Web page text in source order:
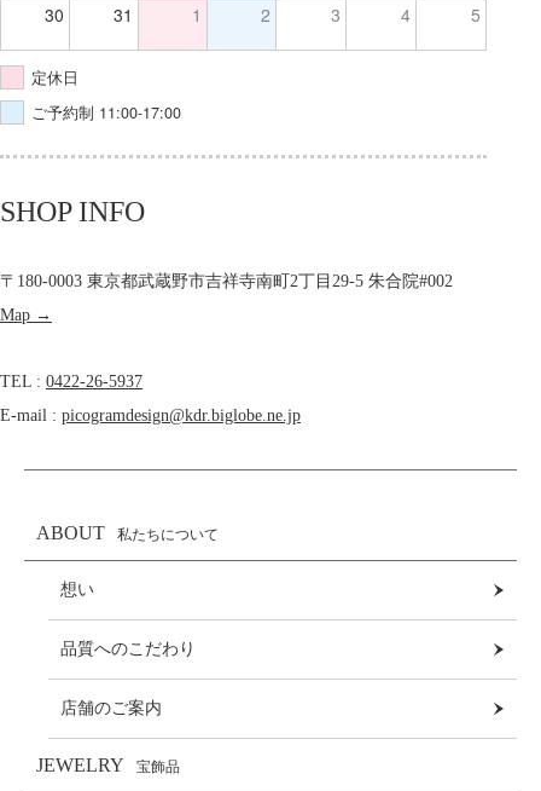
30 31 1 2 3 4 5
定休日
ご予約制 11:00-17:00
SHOP INFO
〒180-0003 東京都武蔵野市吉祥寺南町2丁目29-5 朱合院#002
Map →
TEL : 0422-26-5937
E-mail : picogramdesign@kdr.biglobe.ne.jp
ABOUT 私たちについて
想い
品質へのこだわり
店舗のご案内
JEWELRY 宝飾品